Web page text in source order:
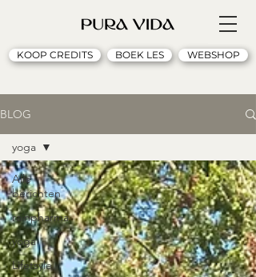
WEBSHOP
KOOP CREDITS BOEK LES
BLOG
Alle
berichten
rainpharma
yoga
Lifetsyle
yoga